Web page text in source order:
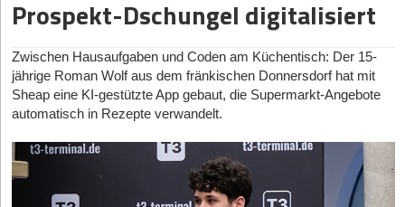
Prospekt-Dschungel digitalisiert
Zwischen Hausaufgaben und Coden am Küchentisch: Der 15-
jährige Roman Wolf aus dem fränkischen Donnersdorf hat mit
Sheap eine KI-gestützte App gebaut, die Supermarkt-Angebote
automatisch in Rezepte verwandelt.